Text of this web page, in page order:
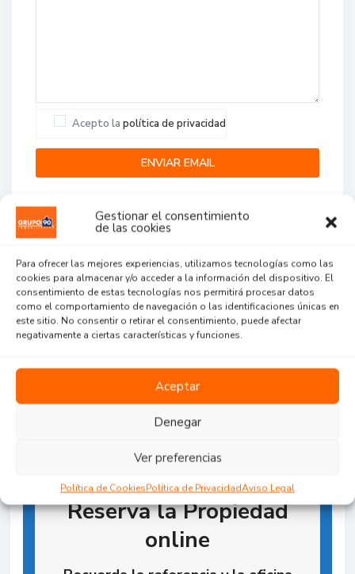
Gestionar el consentimiento
de las cookies
Para ofrecer las mejores experiencias, utilizamos tecnologías como las
cookies para almacenar y/o acceder a la información del dispositivo. El
consentimiento de estas tecnologías nos permitirá procesar datos
como el comportamiento de navegación o las identificaciones únicas en
este sitio. No consentir o retirar el consentimiento, puede afectar
negativamente a ciertas características y funciones.
Aceptar
Denegar
Ver preferencias
Política de CookiesPolítica de PrivacidadAviso Legal
Acepto la política de privacidad
Agent Reviews
...
Reserva la Propiedad
online